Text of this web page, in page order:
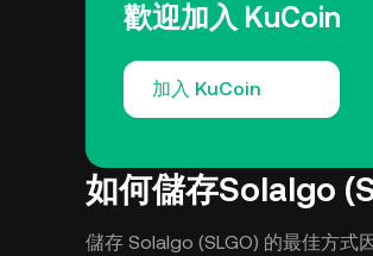
歡迎加入 KuCoin
加入 KuCoin
如何儲存Solalgo
儲存 Solalgo (SLGO) 的最佳方式